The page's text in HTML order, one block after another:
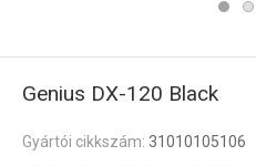
Genius DX-120 Black
Gyártói cikkszám: 31010105106